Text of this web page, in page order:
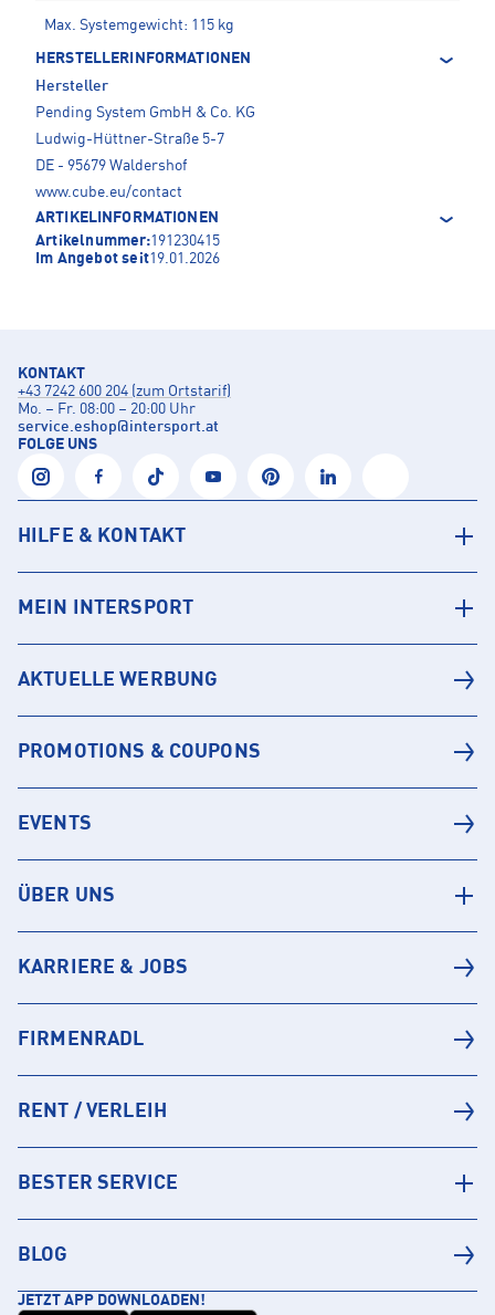
Max. Systemgewicht: 115 kg
HERSTELLERINFORMATIONEN
Hersteller
Pending System GmbH & Co. KG
Ludwig-Hüttner-Straße 5-7
DE - 95679 Waldershof
www.cube.eu/contact
ARTIKELINFORMATIONEN
Artikelnummer:191230415
Im Angebot seit19.01.2026
KONTAKT
+43 7242 600 204 (zum Ortstarif)
Mo. – Fr. 08:00 – 20:00 Uhr
service.eshop@intersport.at
FOLGE UNS
HILFE & KONTAKT
MEIN INTERSPORT
AKTUELLE WERBUNG
PROMOTIONS & COUPONS
EVENTS
ÜBER UNS
KARRIERE & JOBS
FIRMENRADL
RENT / VERLEIH
BESTER SERVICE
BLOG
JETZT APP DOWNLOADEN!